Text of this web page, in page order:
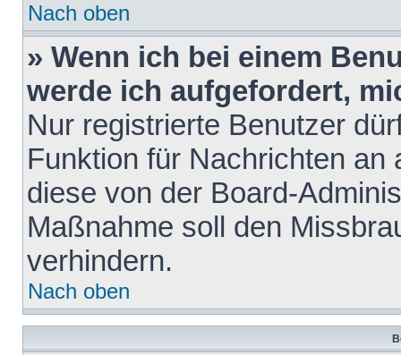
Nach oben
» Wenn ich bei einem
werde ich aufgefordert,
Nur registrierte Benutzer
Funktion für Nachrichten
diese von der Board-
Maßnahme soll den
verhindern.
Nach oben